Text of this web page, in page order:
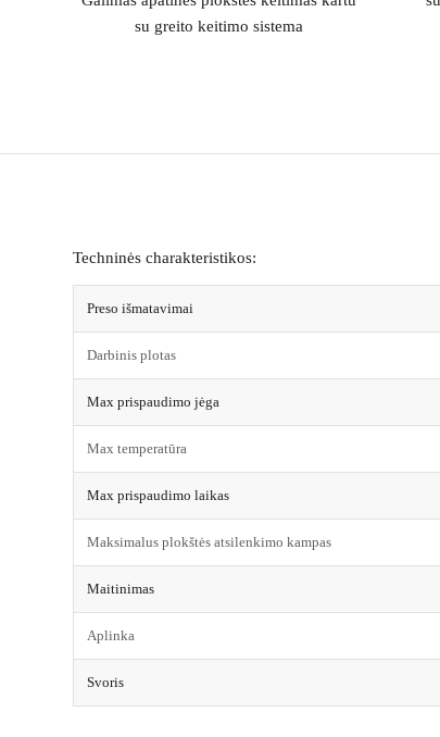
su greito keitimo sistema
Techninės charakteristikos:
Preso išmatavimai
Darbinis plotas
Max prispaudimo jėga
Max temperatūra
Max prispaudimo laikas
Maksimalus plokštės atsilenkimo kampas
Maitinimas
Aplinka
Svoris